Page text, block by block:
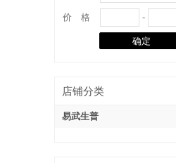
价 格 -
店铺分类
易武生普